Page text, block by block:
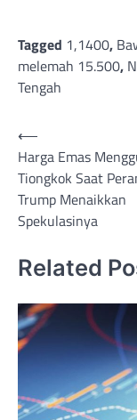
Tagged 1,1400,
melemah 15.500,
Tengah
Post
navigation
⟵
Harga Emas
Tiongkok Saat
Trump Menaikkan
Spekulasinya
Related